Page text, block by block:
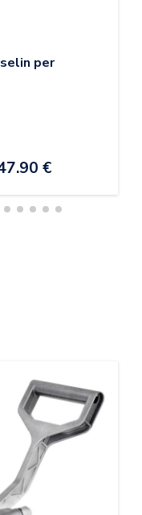
per
€